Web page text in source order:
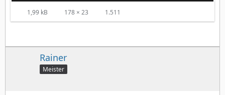
1,99 kB 178 × 23 1.511
Rainer
Meister